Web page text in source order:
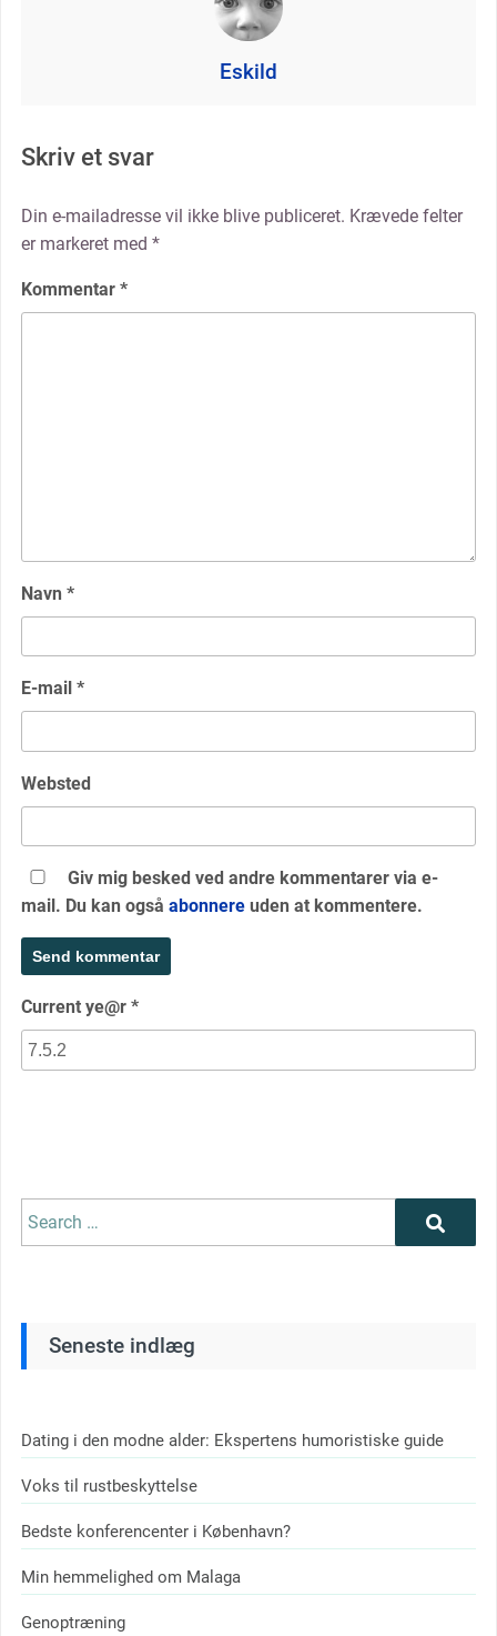
Eskild
Skriv et svar
Din e-mailadresse vil ikke blive publiceret. Krævede felter
er markeret med *
Kommentar *
Navn *
E-mail *
Websted
Giv mig besked ved andre kommentarer via e-
mail. Du kan også abonnereuden at kommentere.
Current ye@r *
Search
Search
Seneste indlæg
Dating i den modne alder: Ekspertens humoristiske guide
Voks til rustbeskyttelse
Bedste konferencenter i København?
Min hemmelighed om Malaga
Genoptræning